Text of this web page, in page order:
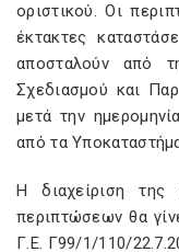
οριστικού. Οι
έκτακτες
αποσταλούν από
Σχεδιασμού και
μετά την
από τα
Η διαχείριση
περιπτώσεων θα
Γ.Ε. Γ99/1/110/